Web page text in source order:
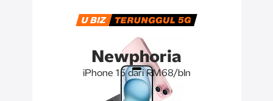
Newphoria
iPhone 15 dari RM68/bln